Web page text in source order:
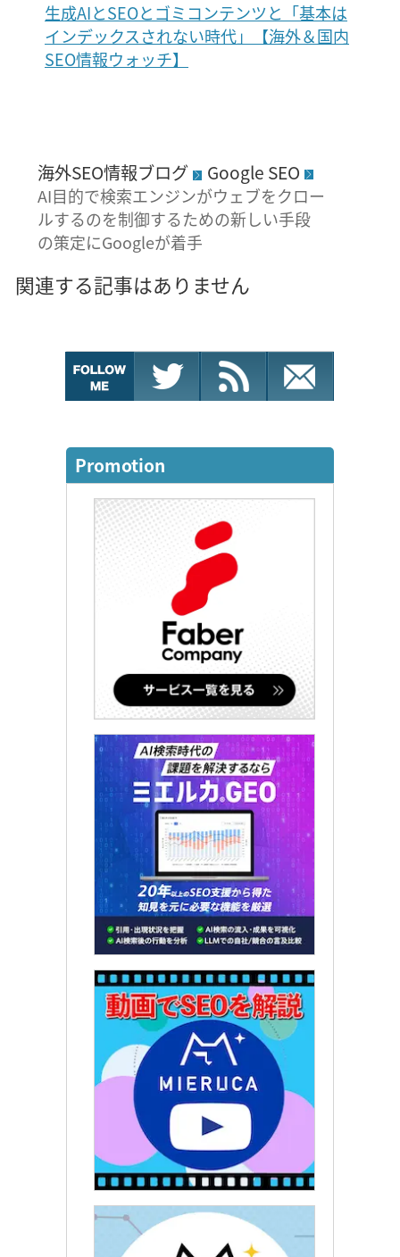
生成AIとSEOとゴミコンテンツと「基本は
インデックスされない時代」【海外＆国内
SEO情報ウォッチ】
海外SEO情報ブログ Google SEO
AI目的で検索エンジンがウェブをクロー
ルするのを制御するための新しい手段
の策定にGoogleが着手
関連する記事はありません
Promotion